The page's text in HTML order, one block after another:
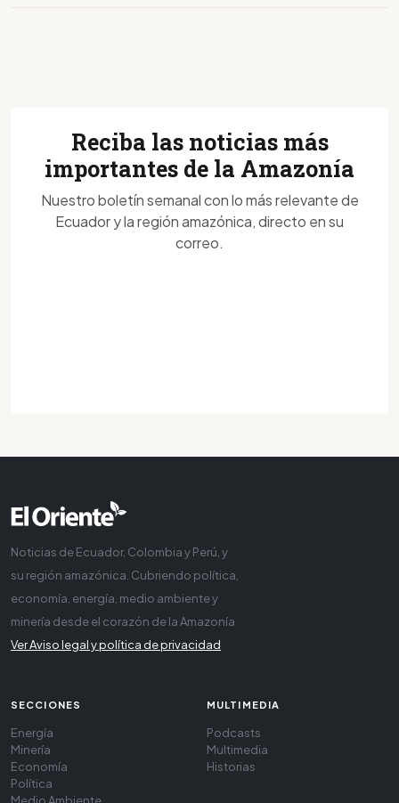
Reciba las noticias más
importantes de la Amazonía
Nuestro boletín semanal con lo más relevante de
Ecuador y la región amazónica, directo en su
correo.
Noticias de Ecuador, Colombia y Perú, y
su región amazónica. Cubriendo política,
economía, energía, medio ambiente y
minería desde el corazón de la Amazonía
Ver Aviso legal y política de privacidad
SECCIONES
Energía
Minería
Economía
Política
MULTIMEDIA
Podcasts
Multimedia
Historias